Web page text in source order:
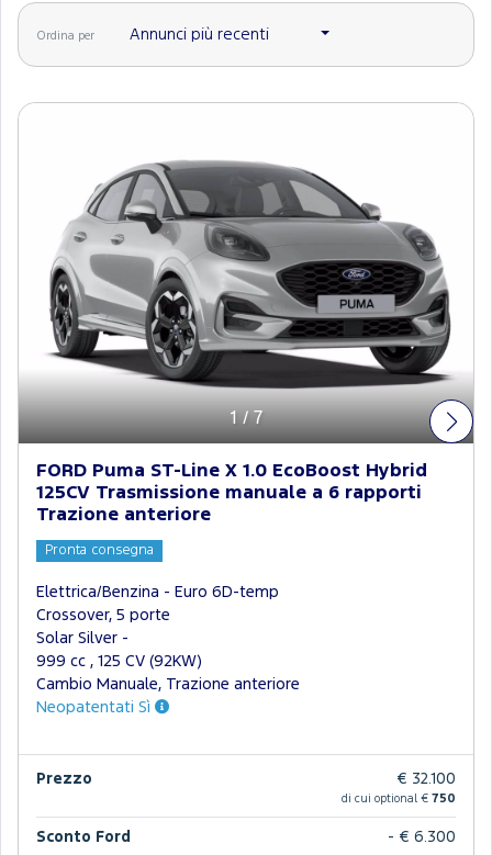
Ordina per Annunci più recenti
1 / 7
FORD Puma ST-Line X 1.0 EcoBoost Hybrid
125CV Trasmissione manuale a 6 rapporti
Trazione anteriore
Pronta consegna
Elettrica/Benzina - Euro 6D-temp
Crossover, 5 porte
Solar Silver -
999 cc , 125 CV (92KW)
Cambio Manuale, Trazione anteriore
Neopatentati Sì
Prezzo € 32.100
di cui optional € 750
Sconto Ford - € 6.300